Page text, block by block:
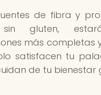
de fibra y
gluten,
más completas
satisfacen tu
de tu bienestar